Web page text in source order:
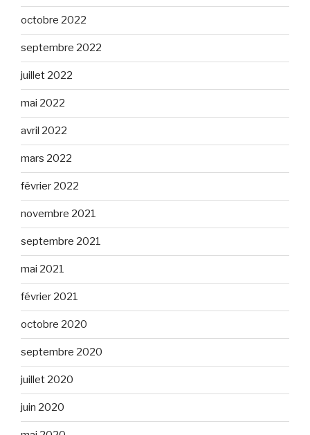
octobre 2022
septembre 2022
juillet 2022
mai 2022
avril 2022
mars 2022
février 2022
novembre 2021
septembre 2021
mai 2021
février 2021
octobre 2020
septembre 2020
juillet 2020
juin 2020